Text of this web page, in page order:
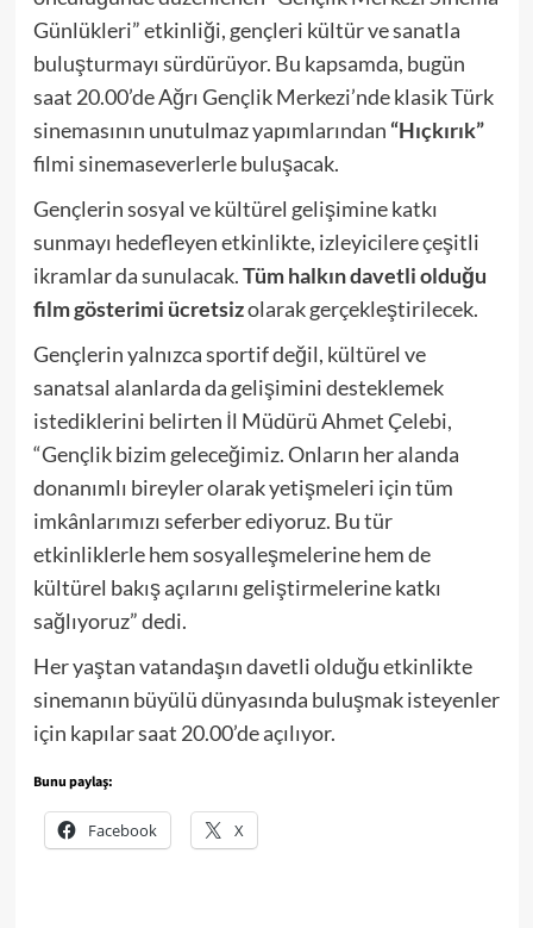
Günlükleri” etkinliği, gençleri kültür ve sanatla
buluşturmayı sürdürüyor. Bu kapsamda, bugün
saat 20.00’de Ağrı Gençlik Merkezi’nde klasik Türk
sinemasının unutulmaz yapımlarından “Hıçkırık”
filmi sinemaseverlerle buluşacak.
Gençlerin sosyal ve kültürel gelişimine katkı
sunmayı hedefleyen etkinlikte, izleyicilere çeşitli
ikramlar da sunulacak.Tüm halkın davetli olduğu
film gösterimi ücretsizolarak gerçekleştirilecek.
Gençlerin yalnızca sportif değil, kültürel ve
sanatsal alanlarda da gelişimini desteklemek
istediklerini belirten İl Müdürü Ahmet Çelebi,
“Gençlik bizim geleceğimiz. Onların her alanda
donanımlı bireyler olarak yetişmeleri için tüm
imkânlarımızı seferber ediyoruz. Bu tür
etkinliklerle hem sosyalleşmelerine hem de
kültürel bakış açılarını geliştirmelerine katkı
sağlıyoruz” dedi.
Her yaştan vatandaşın davetli olduğu etkinlikte
sinemanın büyülü dünyasında buluşmak isteyenler
için kapılar saat 20.00’de açılıyor.
Bunu paylaş:
Facebook X